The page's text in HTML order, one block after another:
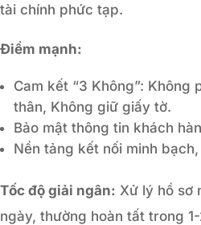
tài chính phức tạp.
Điểm mạnh:
Cam kết “3 Không”: Không
thân, Không giữ giấy tờ.
Bảo mật thông tin khách
Nền tảng kết nối minh
Tốc độ giải ngân: Xử lý hồ sơ
ngày, thường hoàn tất trong